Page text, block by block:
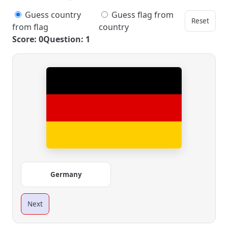
Guess country
from flag
Guess flag from
country
Reset
Score: 0Question: 1
Germany
Next